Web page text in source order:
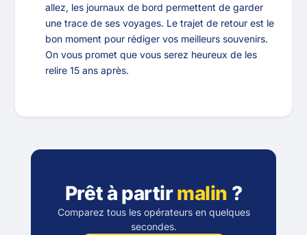
allez, les journaux de bord permettent de garder
une trace de ses voyages. Le trajet de retour est le
bon moment pour rédiger vos meilleurs souvenirs.
On vous promet que vous serez heureux de les
relire 15 ans après.
Prêt à partirmalin ?
Comparez tous les opérateurs en quelques
secondes.